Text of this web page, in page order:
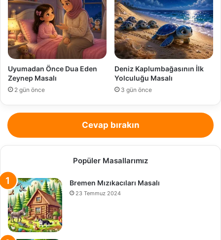
Uyumadan Önce Dua Eden
Zeynep Masalı
2 gün önce
Deniz Kaplumbağasının İlk
Yolculuğu Masalı
3 gün önce
Cevap bırakın
Popüler Masallarımız
Bremen Mızıkacıları Masalı
23 Temmuz 2024